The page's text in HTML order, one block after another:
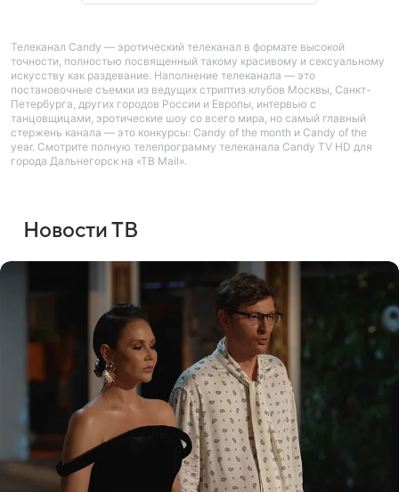
Телеканал Candy — эротический телеканал в формате высокой
точности, полностью посвященный такому красивому и сексуальному
искусству как раздевание. Наполнение телеканала — это
постановочные съемки из ведущих стриптиз клубов Москвы, Санкт-
Петербурга, других городов России и Европы, интервью с
танцовщицами, эротические шоу со всего мира, но самый главный
стержень канала — это конкурсы: Candy of the month и Candy of the
year. Смотрите полную телепрограмму телеканала Candy TV HD для
города Дальнегорск на «ТВ Mail».
Новости ТВ